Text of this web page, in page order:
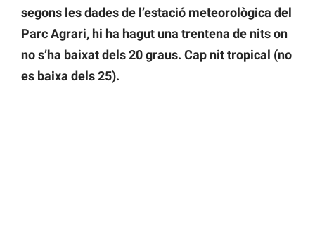
segons les dades de l’estació meteorològica del
Parc Agrari, hi ha hagut una trentena de nits on
no s’ha baixat dels 20 graus. Cap nit tropical (no
es baixa dels 25).